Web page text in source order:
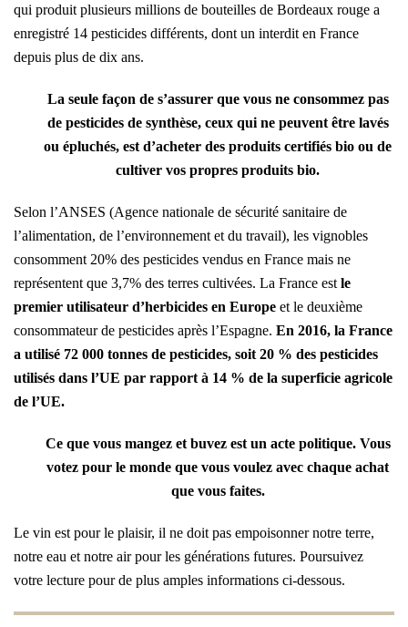
qui produit plusieurs millions de bouteilles de Bordeaux rouge a
enregistré 14 pesticides différents, dont un interdit en France
depuis plus de dix ans.
La seule façon de s’assurer que vous ne consommez pas
de pesticides de synthèse, ceux qui ne peuvent être lavés
ou épluchés, est d’acheter des produits certifiés bio ou de
cultiver vos propres produits bio.
Selon l’ANSES (Agence nationale de sécurité sanitaire de
l’alimentation, de l’environnement et du travail), les vignobles
consomment 20% des pesticides vendus en France mais ne
représentent que 3,7% des terres cultivées. La France est le
premier utilisateur d’herbicides en Europe et le deuxième
consommateur de pesticides après l’Espagne. En 2016, la France
a utilisé 72 000 tonnes de pesticides, soit 20 % des pesticides
utilisés dans l’UE par rapport à 14 % de la superficie agricole
de l’UE.
Ce que vous mangez et buvez est un acte politique. Vous
votez pour le monde que vous voulez avec chaque achat
que vous faites.
Le vin est pour le plaisir, il ne doit pas empoisonner notre terre,
notre eau et notre air pour les générations futures. Poursuivez
votre lecture pour de plus amples informations ci-dessous.